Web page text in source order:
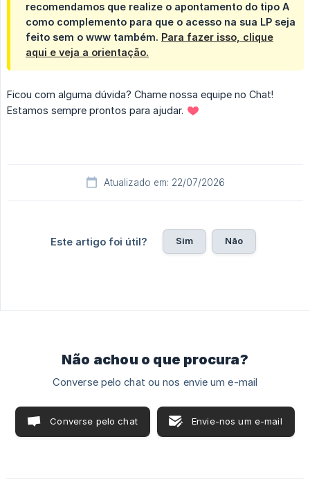
recomendamos que realize o apontamento do tipo A
como complemento para que o acesso na sua LP seja
feito sem o www também. Para fazer isso, clique
aqui e veja a orientação.
Ficou com alguma dúvida? Chame nossa equipe no Chat!
Estamos sempre prontos para ajudar.
Atualizado em: 22/07/2026
Este artigo foi útil? Sim Não
Não achou o que procura?
Converse pelo chat ou nos envie um e-mail
Converse pelo chat Envie-nos um e-mail